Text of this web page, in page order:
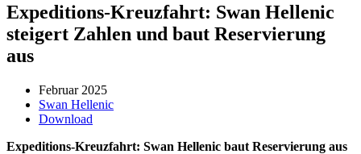
Expeditions-Kreuzfahrt: Swan Hellenic
steigert Zahlen und baut Reservierung
aus
Februar 2025
Swan Hellenic
Download
Expeditions-Kreuzfahrt: Swan Hellenic baut Reservierung aus